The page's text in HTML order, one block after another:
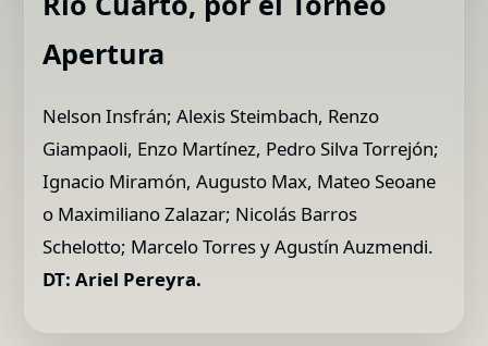
Apertura
Nelson Insfrán; Alexis Steimbach, Renzo
Giampaoli, Enzo Martínez, Pedro Silva Torrejón;
Ignacio Miramón, Augusto Max, Mateo Seoane
o Maximiliano Zalazar; Nicolás Barros
Schelotto; Marcelo Torres y Agustín Auzmendi.
DT: Ariel Pereyra.